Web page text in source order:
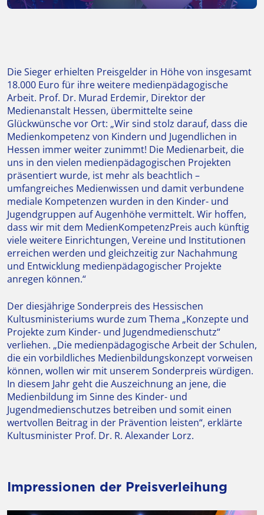
Die Sieger erhielten Preisgelder in Höhe von insgesamt
18.000 Euro für ihre weitere medienpädagogische
Arbeit. Prof. Dr. Murad Erdemir, Direktor der
Medienanstalt Hessen, übermittelte seine
Glückwünsche vor Ort: „Wir sind stolz darauf, dass die
Medienkompetenz von Kindern und Jugendlichen in
Hessen immer weiter zunimmt! Die Medienarbeit, die
uns in den vielen medienpädagogischen Projekten
präsentiert wurde, ist mehr als beachtlich –
umfangreiches Medienwissen und damit verbundene
mediale Kompetenzen wurden in den Kinder- und
Jugendgruppen auf Augenhöhe vermittelt. Wir hoffen,
dass wir mit dem MedienKompetenzPreis auch künftig
viele weitere Einrichtungen, Vereine und Institutionen
erreichen werden und gleichzeitig zur Nachahmung
und Entwicklung medienpädagogischer Projekte
anregen können.“
Der diesjährige Sonderpreis des Hessischen
Kultusministeriums wurde zum Thema „Konzepte und
Projekte zum Kinder- und Jugendmedienschutz“
verliehen. „Die medienpädagogische Arbeit der Schulen,
die ein vorbildliches Medienbildungskonzept vorweisen
können, wollen wir mit unserem Sonderpreis würdigen.
In diesem Jahr geht die Auszeichnung an jene, die
Medienbildung im Sinne des Kinder- und
Jugendmedienschutzes betreiben und somit einen
wertvollen Beitrag in der Prävention leisten“, erklärte
Kultusminister Prof. Dr. R. Alexander Lorz.
Impressionen der Preisverleihung